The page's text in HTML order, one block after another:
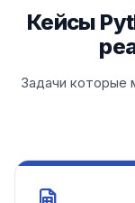
Кейсы
Задачи которые